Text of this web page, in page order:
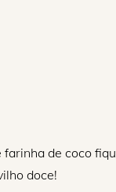
de coco
doce!